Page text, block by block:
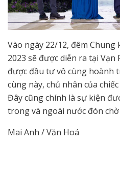
Vào ngày 22/12, đêm Chung
2023 sẽ được diễn ra tại Vạn
được đầu tư vô cùng hoành
cùng này, chủ nhân của
Đây cũng chính là sự kiện
trong và ngoài nước đón
Mai Anh / Văn Hoá